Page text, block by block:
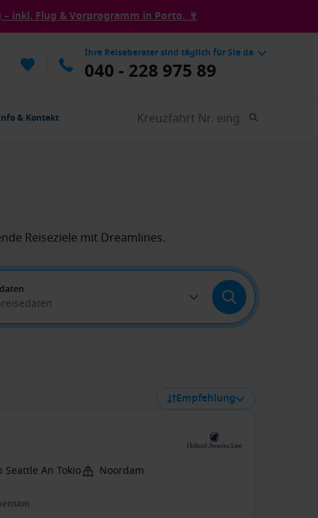
inkl. Flug & Vorprogramm in Porto. 🍷
Ihre Reiseberater sind täglich für Sie da
040 - 228 975 89
& Kontakt
Reiseziele mit Dreamlines.
Empfehlung
Seattle An Tokio Noordam